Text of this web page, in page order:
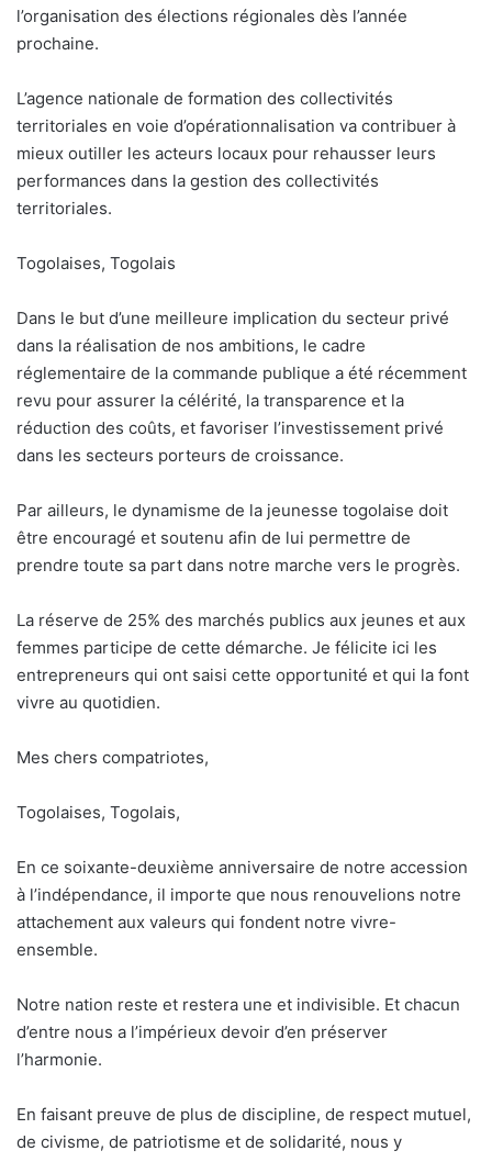
l’organisation des élections régionales dès l’année
prochaine.
L’agence nationale de formation des collectivités
territoriales en voie d’opérationnalisation va contribuer à
mieux outiller les acteurs locaux pour rehausser leurs
performances dans la gestion des collectivités
territoriales.
Togolaises, Togolais
Dans le but d’une meilleure implication du secteur privé
dans la réalisation de nos ambitions, le cadre
réglementaire de la commande publique a été récemment
revu pour assurer la célérité, la transparence et la
réduction des coûts, et favoriser l’investissement privé
dans les secteurs porteurs de croissance.
Par ailleurs, le dynamisme de la jeunesse togolaise doit
être encouragé et soutenu afin de lui permettre de
prendre toute sa part dans notre marche vers le progrès.
La réserve de 25% des marchés publics aux jeunes et aux
femmes participe de cette démarche. Je félicite ici les
entrepreneurs qui ont saisi cette opportunité et qui la font
vivre au quotidien.
Mes chers compatriotes,
Togolaises, Togolais,
En ce soixante-deuxième anniversaire de notre accession
à l’indépendance, il importe que nous renouvelions notre
attachement aux valeurs qui fondent notre vivre-
ensemble.
Notre nation reste et restera une et indivisible. Et chacun
d’entre nous a l’impérieux devoir d’en préserver
l’harmonie.
En faisant preuve de plus de discipline, de respect mutuel,
de civisme, de patriotisme et de solidarité, nous y